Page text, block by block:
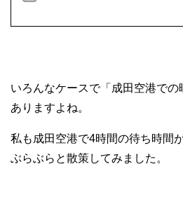
いろんなケースで「成田空港で
ありますよね。
私も成田空港で4時間の待ち時間
ぶらぶらと散策してみました。